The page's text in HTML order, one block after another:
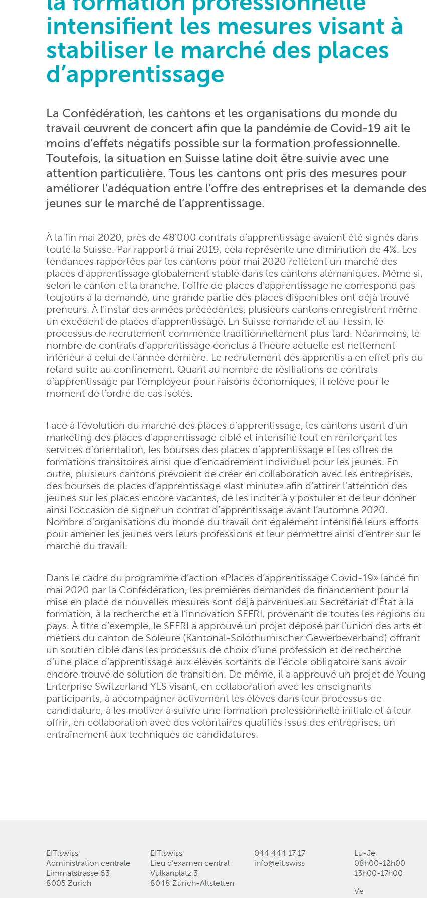
intensifient les mesures visant à
stabiliser le marché des places
d’apprentissage
La Confédération, les cantons et les organisations du monde du
travail œuvrent de concert afin que la pandémie de Covid-19 ait le
moins d’effets négatifs possible sur la formation professionnelle.
Toutefois, la situation en Suisse latine doit être suivie avec une
attention particulière. Tous les cantons ont pris des mesures pour
améliorer l’adéquation entre l’offre des entreprises et la demande des
jeunes sur le marché de l’apprentissage.
À la fin mai 2020, près de 48'000 contrats d’apprentissage avaient été signés dans
toute la Suisse. Par rapport à mai 2019, cela représente une diminution de 4%. Les
tendances rapportées par les cantons pour mai 2020 reflètent un marché des
places d’apprentissage globalement stable dans les cantons alémaniques. Même si,
selon le canton et la branche, l’offre de places d’apprentissage ne correspond pas
toujours à la demande, une grande partie des places disponibles ont déjà trouvé
preneurs. À l’instar des années précédentes, plusieurs cantons enregistrent même
un excédent de places d’apprentissage. En Suisse romande et au Tessin, le
processus de recrutement commence traditionnellement plus tard. Néanmoins, le
nombre de contrats d’apprentissage conclus à l’heure actuelle est nettement
inférieur à celui de l’année dernière. Le recrutement des apprentis a en effet pris du
retard suite au confinement. Quant au nombre de résiliations de contrats
d’apprentissage par l’employeur pour raisons économiques, il relève pour le
moment de l’ordre de cas isolés.
Face à l’évolution du marché des places d’apprentissage, les cantons usent d’un
marketing des places d’apprentissage ciblé et intensifié tout en renforçant les
services d’orientation, les bourses des places d’apprentissage et les offres de
formations transitoires ainsi que d’encadrement individuel pour les jeunes. En
outre, plusieurs cantons prévoient de créer en collaboration avec les entreprises,
des bourses de places d’apprentissage «last minute» afin d’attirer l’attention des
jeunes sur les places encore vacantes, de les inciter à y postuler et de leur donner
ainsi l’occasion de signer un contrat d’apprentissage avant l’automne 2020.
Nombre d’organisations du monde du travail ont également intensifié leurs efforts
pour amener les jeunes vers leurs professions et leur permettre ainsi d’entrer sur le
marché du travail.
Dans le cadre du programme d’action «Places d’apprentissage Covid-19» lancé fin
mai 2020 par la Confédération, les premières demandes de financement pour la
mise en place de nouvelles mesures sont déjà parvenues au Secrétariat d’État à la
formation, à la recherche et à l’innovation SEFRI, provenant de toutes les régions du
pays. À titre d’exemple, le SEFRI a approuvé un projet déposé par l’union des arts et
métiers du canton de Soleure (Kantonal-Solothurnischer Gewerbeverband) offrant
un soutien ciblé dans les processus de choix d’une profession et de recherche
d’une place d’apprentissage aux élèves sortants de l’école obligatoire sans avoir
encore trouvé de solution de transition. De même, il a approuvé un projet de Young
Enterprise Switzerland YES visant, en collaboration avec les enseignants
participants, à accompagner activement les élèves dans leur processus de
candidature, à les motiver à suivre une formation professionnelle initiale et à leur
offrir, en collaboration avec des volontaires qualifiés issus des entreprises, un
entraînement aux techniques de candidatures.
EIT.swiss
Administration centrale
Limmatstrasse 63
8005 Zurich
EIT.swiss
Lieu d’examen central
Vulkanplatz 3
8048 Zürich-Altstetten
044 444 17 17
info@eit swiss
Lu-Je
08h00-12h00
13h00-17h00
Ve